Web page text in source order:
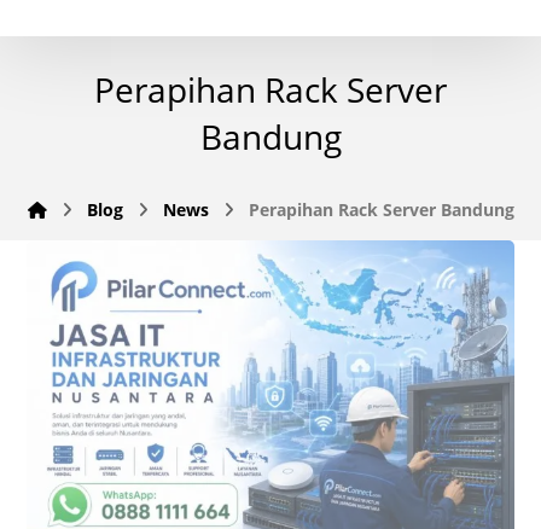
Perapihan Rack Server
Bandung
Blog News Perapihan Rack Server Bandung